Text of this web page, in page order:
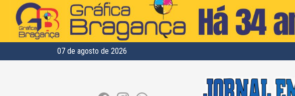
07 de agosto de 2026